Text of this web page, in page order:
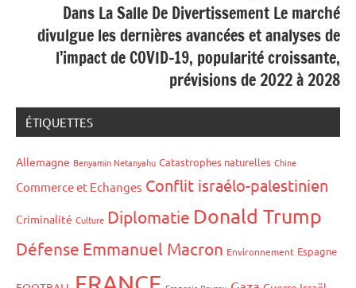
Dans La Salle De Divertissement Le marché
divulgue les dernières avancées et analyses de
l’impact de COVID-19, popularité croissante,
prévisions de 2022 à 2028
ÉTIQUETTES
Allemagne Benyamin Netanyahu Catastrophes naturelles Chine
Commerce et Echanges Conflit israélo-palestinien
Criminalité Culture Diplomatie Donald Trump
Défense Emmanuel Macron Environnement Espagne